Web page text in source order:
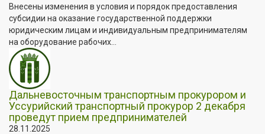
Внесены изменения в условия и порядок предоставления
субсидии на оказание государственной поддержки
юридическим лицам и индивидуальным предпринимателям
на оборудование рабочих...
Дальневосточным транспортным прокурором и
Уссурийский транспортный прокурор 2 декабря
проведут прием предпринимателей
28.11.2025